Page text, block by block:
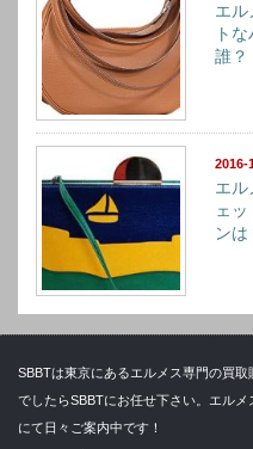
エル
ト
誰？
2016-
エル
ェ
ンは
SBBTは東京にあるエルメス専門の買
でしたらSBBTにお任せ下さい。エル
にて日々ご案内中です！